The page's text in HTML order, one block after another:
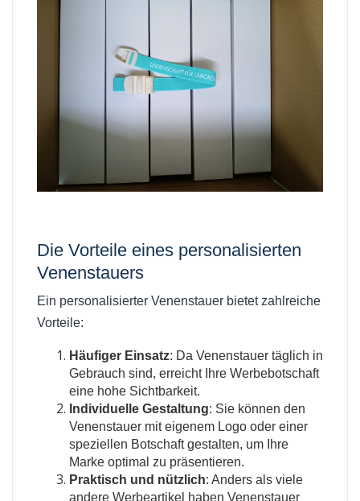
Die Vorteile eines personalisierten
Venenstauers
Ein personalisierter Venenstauer bietet zahlreiche
Vorteile:
Häufiger Einsatz: Da Venenstauer täglich in
Gebrauch sind, erreicht Ihre Werbebotschaft
eine hohe Sichtbarkeit.
Individuelle Gestaltung: Sie können den
Venenstauer mit eigenem Logo oder einer
speziellen Botschaft gestalten, um Ihre
Marke optimal zu präsentieren.
Praktisch und nützlich: Anders als viele
andere Werbeartikel haben Venenstauer